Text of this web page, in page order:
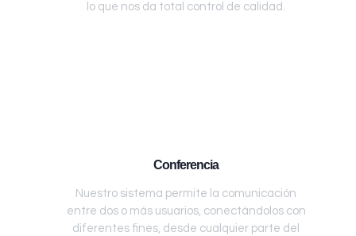
lo que nos da total control de calidad.
Conferencia
Nuestro sistema permite la comunicación
entre dos o más usuarios, conectándolos con
diferentes fines, desde cualquier parte del